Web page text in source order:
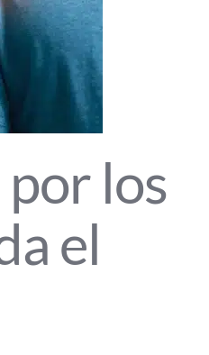
por los
el